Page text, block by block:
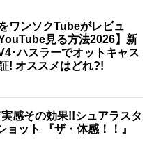
ワンソクTubeがレビュ
見る方法2026】新
･ハスラーでオットキャス
! オススメはどれ?!
感その効果!!シュアラスタ
ット 『ザ・体感！！』